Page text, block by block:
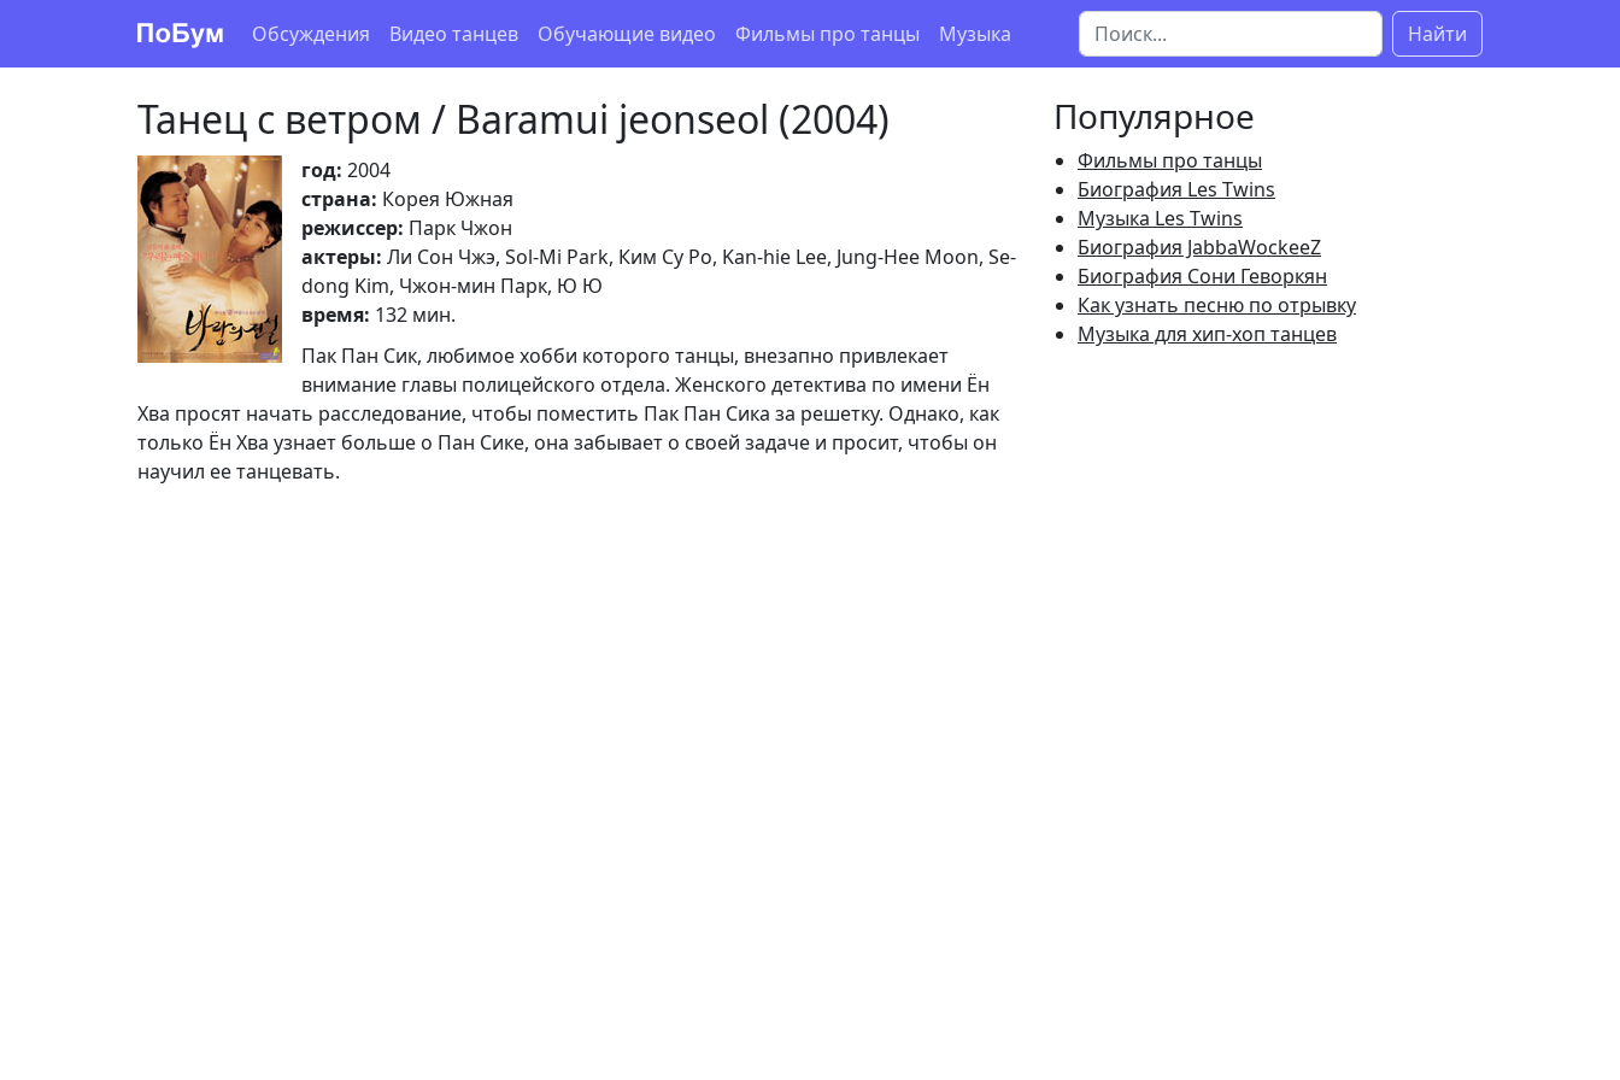
Обсуждения Видео танцев Обучающие видео Фильмы про танцы Музыка Найти
Танец с ветром / Baramui jeonseol (2004)
год: 2004
страна: Корея Южная
режиссер: Парк Чжон
актеры: Ли Сон Чжэ, Sol-Mi Park, Ким Су Ро, Kan-hie Lee, Jung-Hee Moon, Se-
dong Kim, Чжон-мин Парк, Ю Ю
время: 132 мин.
Пак Пан Сик, любимое хобби которого танцы, внезапно привлекает
внимание главы полицейского отдела. Женского детектива по имени Ён
Хва просят начать расследование, чтобы поместить Пак Пан Сика за решетку. Однако, как
только Ён Хва узнает больше о Пан Сике, она забывает о своей задаче и просит, чтобы он
научил ее танцевать.
Популярное
Фильмы про танцы
Биография Les Twins
Музыка Les Twins
Биография JabbaWockeeZ
Биография Сони Геворкян
Как узнать песню по отрывку
Музыка для хип-хоп танцев